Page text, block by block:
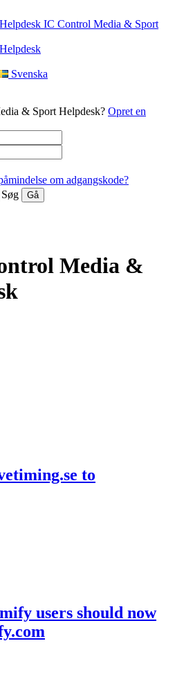
IC Control Media & Sport
Svenska
& Sport Helpdesk? Opret en
om adgangskode?
Søg
Media &
to
users should now